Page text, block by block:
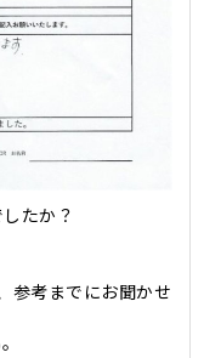
たか？
参考までにお聞かせ